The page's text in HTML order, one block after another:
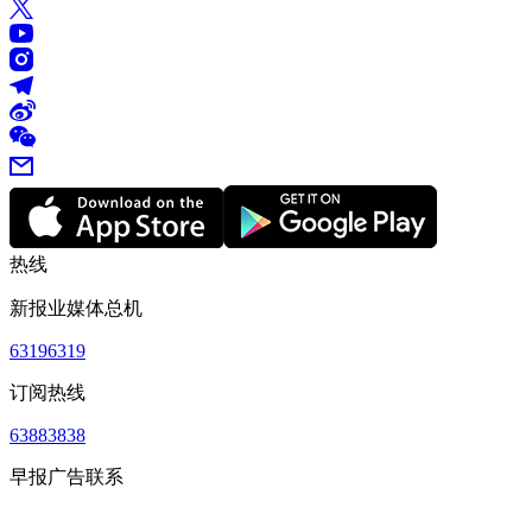
热线
新报业媒体总机
63196319
订阅热线
63883838
早报广告联系